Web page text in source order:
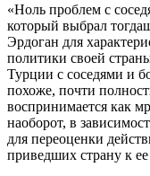
«Ноль проблем с
который выбрал
Эрдоган для
политики своей
Турции с соседями и
похоже, почти
воспринимается как
наоборот, в
для переоценки
приведших страну к